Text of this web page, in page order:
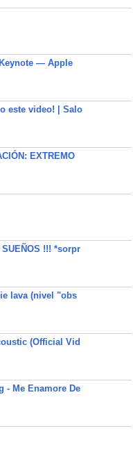
— Apple
este video! | Salo
EXTREMO
!!! *sorpr
lava (nivel "obs
(Official Vid
- Me Enamore De